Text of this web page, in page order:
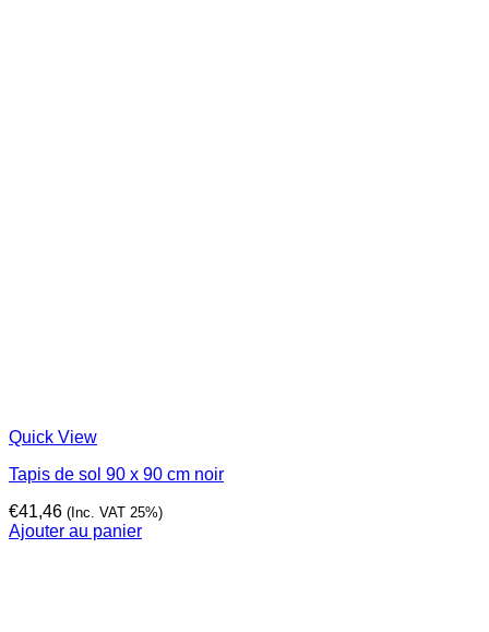
Quick View
Tapis de sol 90 x 90 cm noir
€41,46 (Inc. VAT 25%)
Ajouter au panier